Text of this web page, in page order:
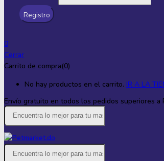
0
Cerrar
Carrito de compra(0)
No hay productos en el carrito. IR A LA
Envío gratuito en todos los pedidos superiores a